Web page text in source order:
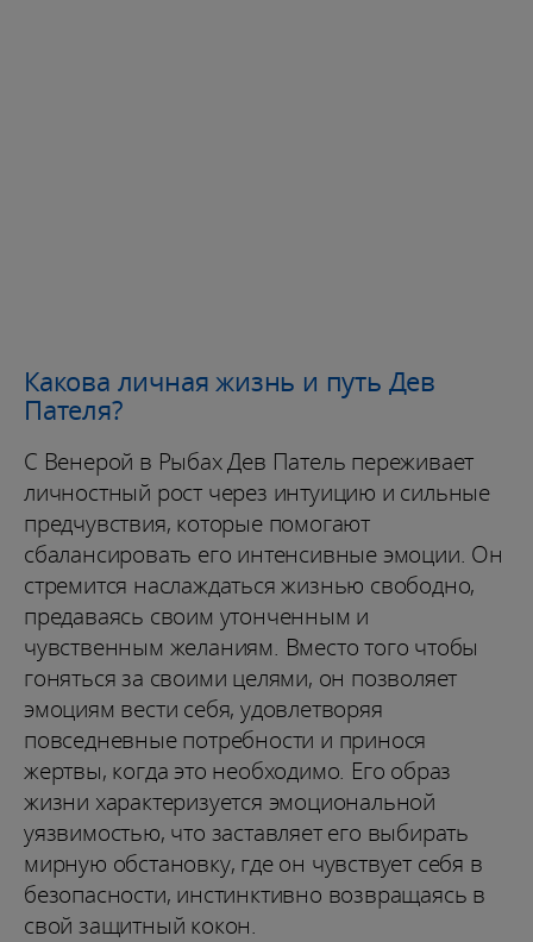
Какова личная жизнь и путь Дев
Пателя?
С Венерой в Рыбах Дев Патель переживает
личностный рост через интуицию и сильные
предчувствия, которые помогают
сбалансировать его интенсивные эмоции. Он
стремится наслаждаться жизнью свободно,
предаваясь своим утонченным и
чувственным желаниям. Вместо того чтобы
гоняться за своими целями, он позволяет
эмоциям вести себя, удовлетворяя
повседневные потребности и принося
жертвы, когда это необходимо. Его образ
жизни характеризуется эмоциональной
уязвимостью, что заставляет его выбирать
мирную обстановку, где он чувствует себя в
безопасности, инстинктивно возвращаясь в
свой защитный кокон.